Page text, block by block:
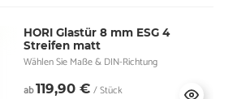
HORI Glastür 8 mm ESG 4
Streifen matt
Wählen Sie Maße & DIN-Richtung
ab119,90 € / Stück